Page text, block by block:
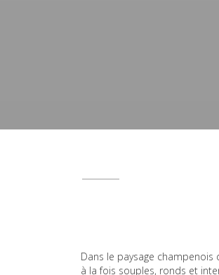
Dans le paysage
à la fois souples, ronds et